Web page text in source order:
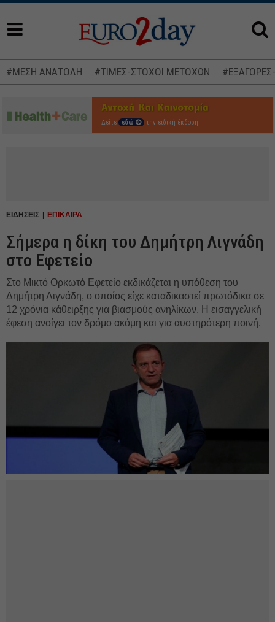
#ΜΕΣΗ ΑΝΑΤΟΛΗ #ΤΙΜΕΣ-ΣΤΟΧΟΙ ΜΕΤΟΧΩΝ
Δείτε εδώ την ειδική έκδοση
ΕΙΔΗΣΕΙΣ ΕΠΙΚΑΙΡΑ
Σήμερα η δίκη του Δημήτρη Λιγνάδη
στο Εφετείο
Στο Μικτό Ορκωτό Εφετείο εκδικάζεται η υπόθεση του
Δημήτρη Λιγνάδη, ο οποίος είχε καταδικαστεί πρωτόδικα σε
12 χρόνια κάθειρξης για βιασμούς ανηλίκων. Η εισαγγελική
έφεση ανοίγει τον δρόμο ακόμη και για αυστηρότερη ποινή.